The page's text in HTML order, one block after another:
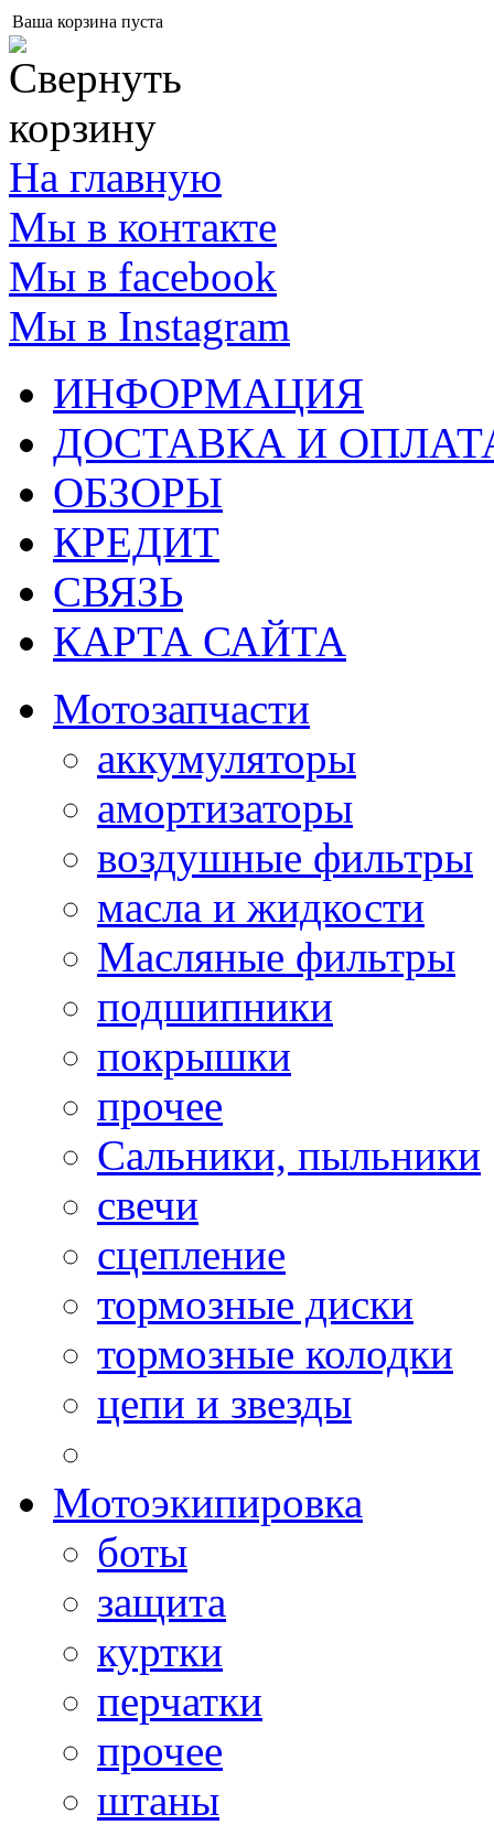
Ваша корзина пуста
На главную
Мы в контакте
Мы в facebook
Мы в Instagram
ИНФОРМАЦИЯ
ДОСТАВКА И
ОБЗОРЫ
КРЕДИТ
СВЯЗЬ
КАРТА САЙТА
Мотозапчасти
аккумуляторы
амортизаторы
воздушные фильтры
масла и жидкости
Масляные фильтры
подшипники
покрышки
прочее
Сальники, пыльники
свечи
сцепление
тормозные диски
тормозные колодки
цепи и звезды
Мотоэкипировка
боты
защита
куртки
перчатки
прочее
штаны